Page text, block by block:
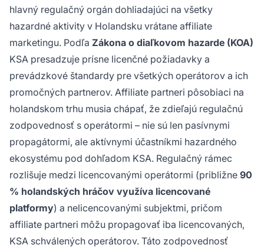
hlavný regulačný orgán dohliadajúci na všetky
hazardné aktivity v Holandsku vrátane affiliate
marketingu. Podľa Zákona o diaľkovom hazarde (KOA)
KSA presadzuje prísne licenčné požiadavky a
prevádzkové štandardy pre všetkých operátorov a ich
promočných partnerov. Affiliate partneri pôsobiaci na
holandskom trhu musia chápať, že zdieľajú regulačnú
zodpovednosť s operátormi – nie sú len pasívnymi
propagátormi, ale aktívnymi účastníkmi hazardného
ekosystému pod dohľadom KSA. Regulačný rámec
rozlišuje medzi licencovanými operátormi (približne 90
% holandských hráčov využíva licencované
platformy) a nelicencovanými subjektmi, pričom
affiliate partneri môžu propagovať iba licencovaných,
KSA schválených operátorov. Táto zodpovednosť